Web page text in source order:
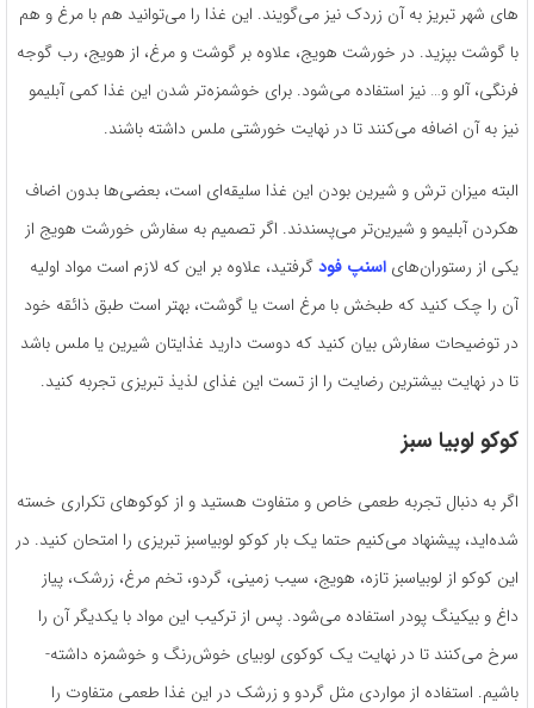
های شهر تبریز به آن زردک نیز می­‌گویند. این غذا را می‌­توانید هم با مرغ و هم
با گوشت بپزید. در خورشت هویج، علاوه بر گوشت و مرغ، از هویج، رب گوجه
فرنگی، آلو و… نیز استفاده می­‌شود. برای خوشمزه‌­تر شدن این غذا کمی آبلیمو
نیز به آن اضافه می‌­کنند تا در نهایت خورشتی ملس داشته باشند.
البته میزان ترش و شیرین بودن این غذا سلیقه‌­ای است، بعضی­‌ها بدون اضاف
ه­کردن آبلیمو و شیرین‌­تر می‌پسندند. اگر تصمیم به سفارش خورشت هویج از
یکی از رستوران‌های اسنپ فودگرفتید، علاوه بر این که لازم است مواد اولیه
آن را چک کنید که طبخش با مرغ است یا گوشت، بهتر است طبق ذائقه خود
در توضیحات سفارش بیان کنید که دوست دارید غذایتان شیرین یا ملس باشد
تا در نهایت بیشترین رضایت را از تست این غذای لذیذ تبریزی تجربه کنید.
کوکو لوبیا سبز
اگر به دنبال تجربه­ طعمی خاص و متفاوت هستید و از کوکو­های تکراری خسته
شده‌­اید، پیشنهاد می­‌کنیم حتما یک بار کوکو ‌لوبیا‌سبز تبریزی را امتحان کنید. در
این کوکو از لوبیا‌سبز تازه، هویج، سیب­ زمینی، گردو، تخم­‌ مرغ، زرشک، پیاز
داغ و بیکینگ پودر استفاده می­‌شود. پس از ترکیب این مواد با یکدیگر آن را
سرخ می‌کنند تا در نهایت یک کوکوی لوبیا­ی خوش­­‌رنگ و خوشمزه داشته­
باشیم. استفاده از مواردی مثل گردو و زرشک در این غذا طعمی متفاوت را